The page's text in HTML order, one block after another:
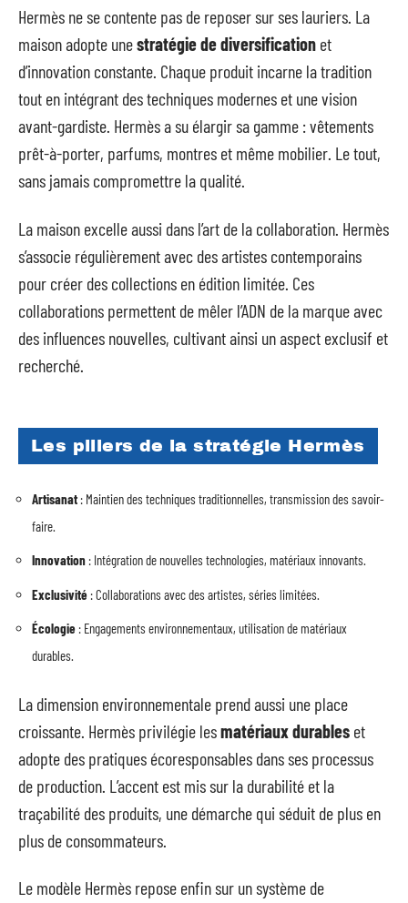
Hermès ne se contente pas de reposer sur ses lauriers. La
maison adopte unestratégie de diversification et
d’innovation constante. Chaque produit incarne la tradition
tout en intégrant des techniques modernes et une vision
avant-gardiste. Hermès a su élargir sa gamme : vêtements
prêt-à-porter, parfums, montres et même mobilier. Le tout,
sans jamais compromettre la qualité.
La maison excelle aussi dans l’art de la collaboration. Hermès
s’associe régulièrement avec des artistes contemporains
pour créer des collections en édition limitée. Ces
collaborations permettent de mêler l’ADN de la marque avec
des influences nouvelles, cultivant ainsi un aspect exclusif et
recherché.
Les piliers de la stratégie Hermès
Artisanat : Maintien des techniques traditionnelles, transmission des savoir-
faire.
Innovation : Intégration de nouvelles technologies, matériaux innovants.
Exclusivité : Collaborations avec des artistes, séries limitées.
Écologie : Engagements environnementaux, utilisation de matériaux
durables.
La dimension environnementale prend aussi une place
croissante. Hermès privilégie lesmatériaux durables et
adopte des pratiques écoresponsables dans ses processus
de production. L’accent est mis sur la durabilité et la
traçabilité des produits, une démarche qui séduit de plus en
plus de consommateurs.
Le modèle Hermès repose enfin sur un système de